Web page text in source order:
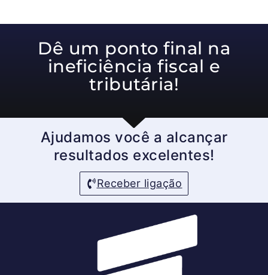
Dê um ponto final na
ineficiência fiscal e
tributária!
Ajudamos você a alcançar
resultados excelentes!
Receber ligação